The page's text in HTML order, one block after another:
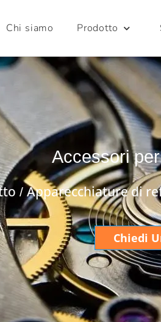
Chi siamo Prodotto
Accessori
/ Apparecchiature di
Chiedi